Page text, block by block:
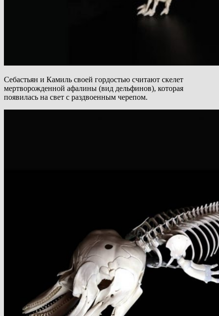
Себастьян и Камиль своей гордостью считают скелет
мертворожденной афалины (вид дельфинов), которая
появилась на свет с раздвоенным черепом.